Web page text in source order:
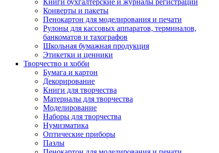
Книги бухгалтерские и журналы регистрации
Конверты и пакеты
Пенокартон для моделирования и печати
Рулоны для кассовых аппаратов, терминалов,
банкоматов и тахографов
Школьная бумажная продукция
Этикетки и ценники
Творчество и хобби
Бумага и картон
Декорирование
Книги для творчества
Материалы для творчества
Моделирование
Наборы для творчества
Нумизматика
Оптические приборы
Пазлы